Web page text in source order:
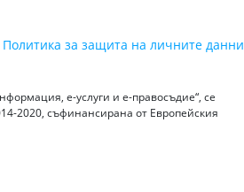
Политика за защита на личните данни
е-услуги и е-правосъдие“, се
2020, съфинансирана от Европейския